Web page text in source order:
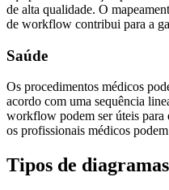
de alta qualidade. O
de workflow contribui para a
Saúde
Os procedimentos médicos
acordo com uma sequência
workflow podem ser úteis para
os profissionais médicos
Tipos de